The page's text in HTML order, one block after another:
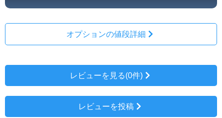
オプションの値段詳細
レビューを見る(0件)
レビューを投稿